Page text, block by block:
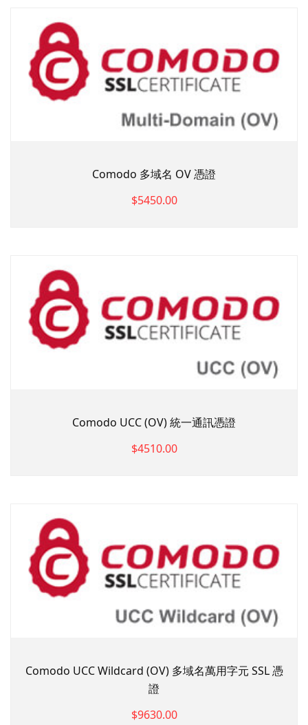
Comodo 多域名 OV 憑證
$5450.00
Comodo UCC (OV) 統一通訊憑證
$4510.00
Comodo UCC Wildcard (OV) 多域名萬用字元 SSL 憑
證
$9630.00